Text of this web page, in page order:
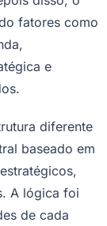
e
diferente
A lógica foi
de cada